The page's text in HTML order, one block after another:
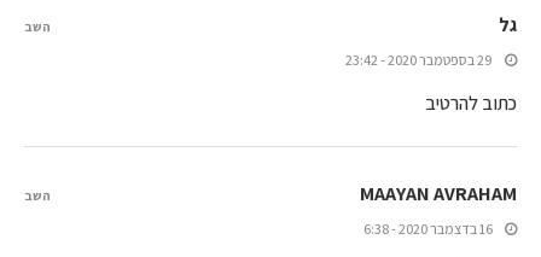
גל
29 בספטמבר 2020 - 23:42
כתוב להרטיב
השב
MAAYAN AVRAHAM
16 בדצמבר 2020 - 6:38
השב